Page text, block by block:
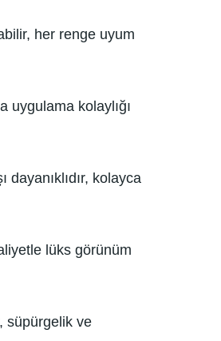
her renge uyum
uygulama kolaylığı
dayanıklıdır, kolayca
lüks görünüm
süpürgelik ve